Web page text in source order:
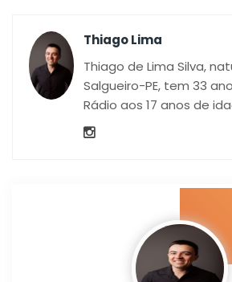
Thiago Lima
Thiago de Lima Silva,
Salgueiro-PE, tem 33
Rádio aos 17 anos de